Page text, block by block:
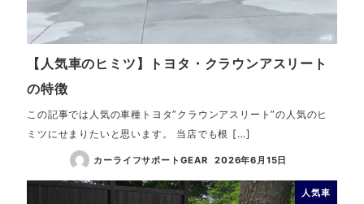
【人気車のヒミツ】トヨタ・クラウンアスリート
の特徴
この記事では人気の車種トヨタ”クラウンアスリート”の人気のヒ
ミツにせまりたいと思います。 当店でも根 […]
カーライフサポートGEAR 2026年6月15日
人気車